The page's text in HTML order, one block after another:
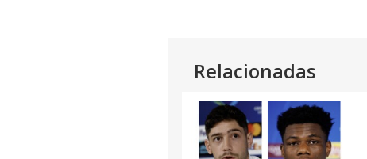
Relacionadas